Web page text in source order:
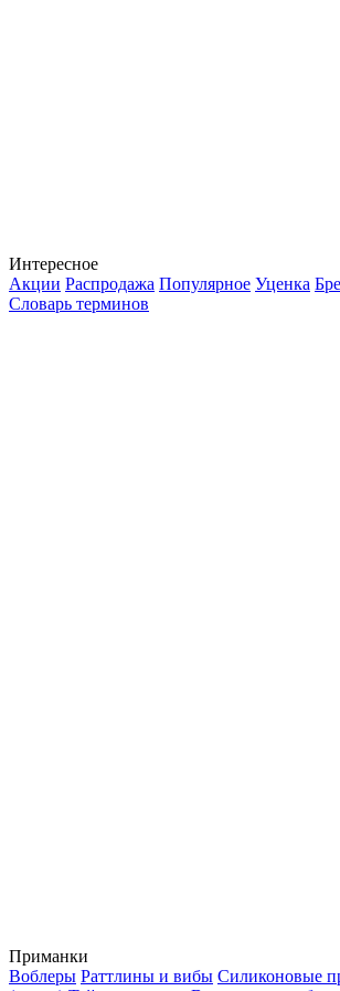
Интересное
Акции Распродажа Популярное Уценка
Словарь терминов
Приманки
Воблеры Раттлины и вибы Силиконовые